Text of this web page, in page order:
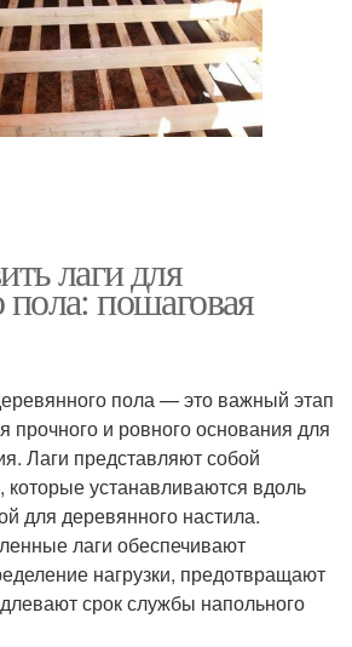
лаги для
пола: пошаговая
пола — это важный этап
прочного и ровного основания для
Лаги представляют собой
которые устанавливаются вдоль
для деревянного настила.
лаги обеспечивают
нагрузки, предотвращают
срок службы напольного